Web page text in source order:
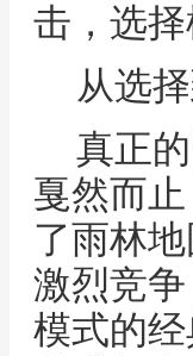
击，选
从选
真正
戛然而
了雨林
激烈竞
模式的